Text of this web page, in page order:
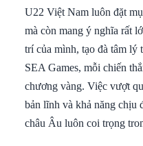
U22 Việt Nam luôn đặt
mà còn mang ý nghĩa rất
trí của mình, tạo đà tâm lý
SEA Games, mỗi chiến
chương vàng. Việc vượt
bản lĩnh và khả năng chịu
châu Âu luôn coi trọng